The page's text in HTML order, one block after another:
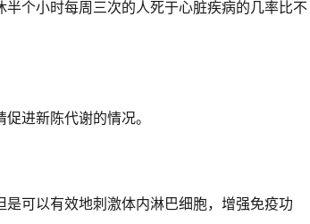
个小时每周三次的人死于心脏疾病的几率比不
进新陈代谢的情况。
可以有效地刺激体内淋巴细胞，增强免疫功